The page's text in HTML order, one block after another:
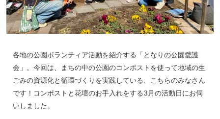
各地の公園ボランティア活動を紹介する「となりの公園愛護
会」。今回は、まちの中の公園のコンポストを使って地域の生
ごみの資源化と循環づくりを実践している、こちらのみなさん
です！コンポストと花壇のお手入れをする3月の活動日にお伺
いしました。